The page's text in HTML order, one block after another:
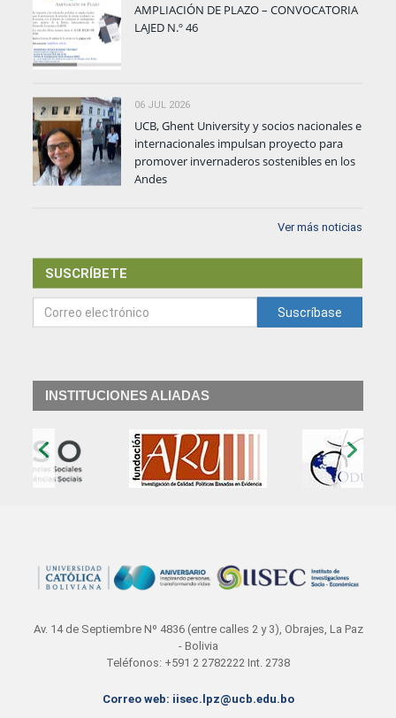
AMPLIACIÓN DE PLAZO – CONVOCATORIA
LAJED N.º 46
06 JUL 2026
UCB, Ghent University y socios nacionales e
internacionales impulsan proyecto para
promover invernaderos sostenibles en los
Andes
Ver más noticias
SUSCRÍBETE
Suscríbase
INSTITUCIONES ALIADAS
Av. 14 de Septiembre Nº 4836 (entre calles 2 y 3), Obrajes, La Paz
- Bolivia
Teléfonos: +591 2 2782222 Int. 2738
Correo web: iisec.lpz@ucb.edu.bo